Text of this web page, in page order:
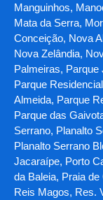
Manguinhos,
Mata da Serra,
Conceição, Nova
Nova Zelândia,
Palmeiras, Parque
Parque
Almeida, Parque
Parque das
Serrano, Planalto
Planalto Serrano
Jacaraípe, Porto
da Baleia, Praia
Reis Magos, Res.